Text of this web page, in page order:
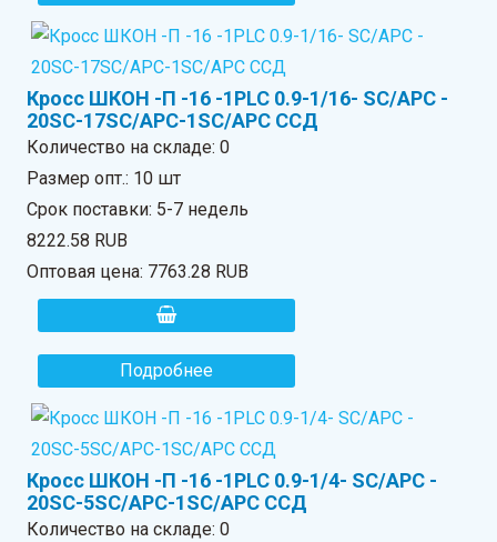
Кросс ШКОН -П -16 -1PLC 0.9-1/16- SC/APC -
20SC-17SC/APC-1SC/APC ССД
Количество на складе:0
Размер опт.: 10 шт
Срок поставки: 5-7 недель
8222.58 RUB
Оптовая цена: 7763.28 RUB
Подробнее
Кросс ШКОН -П -16 -1PLC 0.9-1/4- SC/APC -
20SC-5SC/APC-1SC/APC ССД
Количество на складе:0